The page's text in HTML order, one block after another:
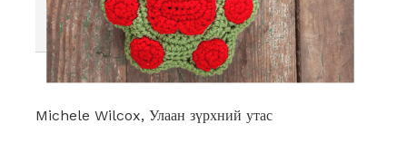
Michele Wilcox, Улаан зүрхний утас